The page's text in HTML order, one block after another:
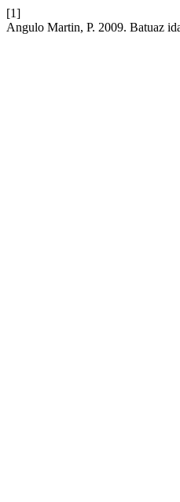
[1]
Angulo Martin, P. 2009. Batuaz